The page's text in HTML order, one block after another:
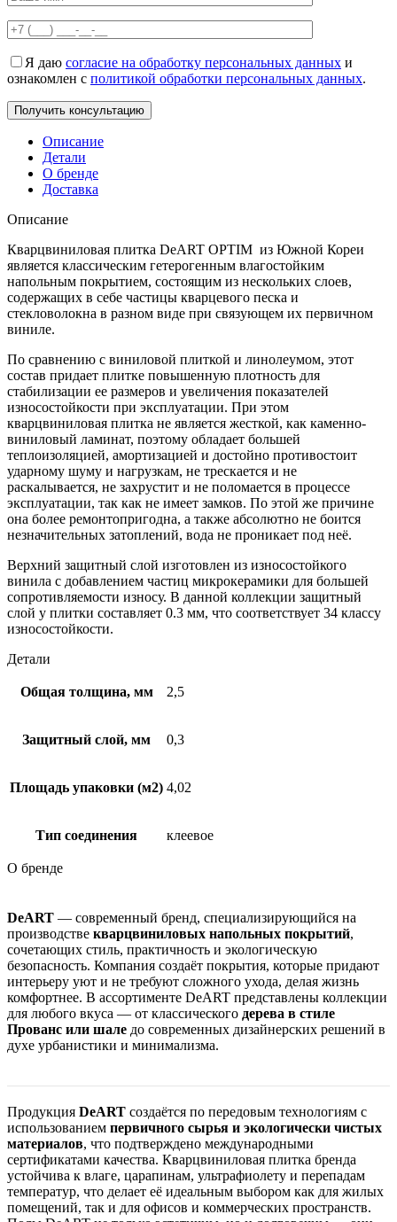
Я даю согласие на обработку персональных данных и
ознакомлен с политикой обработки персональных данных.
Описание
Детали
О бренде
Доставка
Описание
Кварцвиниловая плитка DeART OPTIM из Южной Кореи
является классическим гетерогенным влагостойким
напольным покрытием, состоящим из нескольких слоев,
содержащих в себе частицы кварцевого песка и
стекловолокна в разном виде при связующем их первичном
виниле.
По сравнению с виниловой плиткой и линолеумом, этот
состав придает плитке повышенную плотность для
стабилизации ее размеров и увеличения показателей
износостойкости при эксплуатации. При этом
кварцвиниловая плитка не является жесткой, как каменно-
виниловый ламинат, поэтому обладает большей
теплоизоляцией, амортизацией и достойно противостоит
ударному шуму и нагрузкам, не трескается и не
раскалывается, не захрустит и не поломается в процессе
эксплуатации, так как не имеет замков. По этой же причине
она более ремонтопригодна, а также абсолютно не боится
незначительных затоплений, вода не проникает под неё.
Верхний защитный слой изготовлен из износостойкого
винила с добавлением частиц микрокерамики для большей
сопротивляемости износу. В данной коллекции защитный
слой у плитки составляет 0.3 мм, что соответствует 34 классу
износостойкости.
Детали
Общая толщина, мм 2,5
Защитный слой, мм 0,3
Площадь упаковки (м2) 4,02
Тип соединения клеевое
О бренде
DeART — современный бренд, специализирующийся на
производстве кварцвиниловых напольных покрытий,
сочетающих стиль, практичность и экологическую
безопасность. Компания создаёт покрытия, которые придают
интерьеру уют и не требуют сложного ухода, делая жизнь
комфортнее. В ассортименте DeART представлены коллекции
для любого вкуса — от классического дерева в стиле
Прованс или шале до современных дизайнерских решений в
духе урбанистики и минимализма.
Продукция DeART создаётся по передовым технологиям с
использованием первичного сырья и экологически чистых
материалов, что подтверждено международными
сертификатами качества. Кварцвиниловая плитка бренда
устойчива к влаге, царапинам, ультрафиолету и перепадам
температур, что делает её идеальным выбором как для жилых
помещений, так и для офисов и коммерческих пространств.